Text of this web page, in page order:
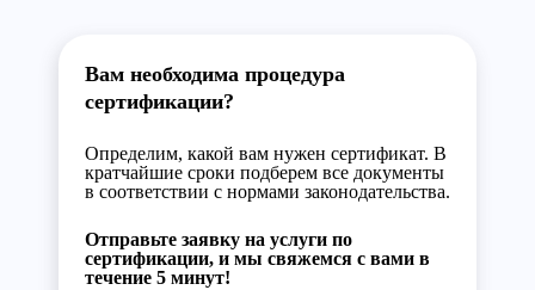
Вам необходима процедура
сертификации?
Определим, какой вам нужен сертификат. В
кратчайшие сроки подберем все документы
в соответствии с нормами законодательства.
Отправьте заявку на услуги по
сертификации, и мы свяжемся с вами в
течение 5 минут!